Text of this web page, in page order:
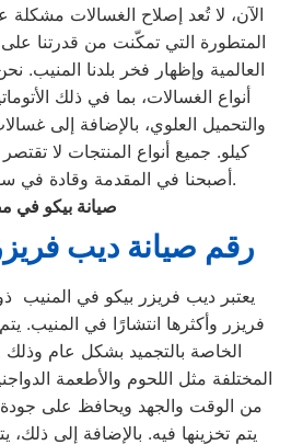
الآن، لا تُعد إصلاح الغسالات مشكلة
المتطورة التي تمكّنت من قدرتنا
العالمية وإظهار فخر بلدنا المنيب.
أنواع الغسالات، بما في ذلك
كيلو. جميع أنواع المنتجات لا
أصبحنا في المقدمة وقادة في سوق الشركات بأكمله.
صيانة بيكو في
رقم صيانة ديب
يعتبر ديب فريزر بيكو في المنيب
فريزر وأكثرها انتشارًا في المنيب.
الخاصة بالتجميد بشكل عام وذلك
المختلفة مثل اللحوم والأطعمة
من الوقت والجهد ويحافظ على جودة
يتم تخزينها فيه. بالإضافة إلى ذلك،